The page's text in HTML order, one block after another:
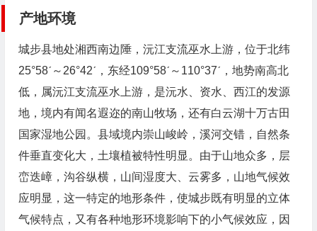
产地环境
城步县地处湘西南边陲，沅江支流巫水上游，位于北纬
25°58ˊ～26°42ˊ，东经109°58ˊ～110°37ˊ，地势南高北
低，属沅江支流巫水上游，是沅水、资水、西江的发源
地，境内有闻名遐迩的南山牧场，还有白云湖十万古田
国家湿地公园。县域境内崇山峻岭，溪河交错，自然条
件垂直变化大，土壤植被特性明显。由于山地众多，层
峦迭嶂，沟谷纵横，山间湿度大、云雾多，山地气候效
应明显，这一特定的地形条件，使城步既有明显的立体
气候特点，又有各种地形环境影响下的小气候效应，因